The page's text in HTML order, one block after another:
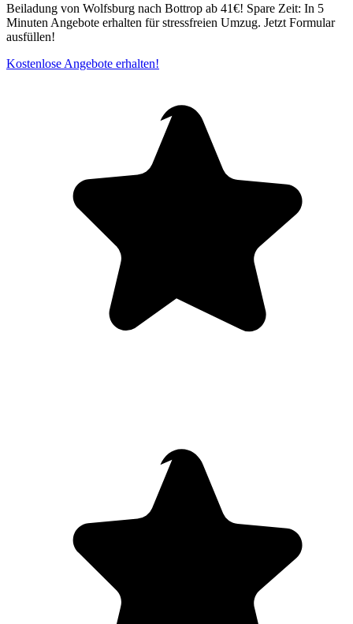
Beiladung von Wolfsburg nach Bottrop ab 41€! Spare Zeit: In 5
Minuten Angebote erhalten für stressfreien Umzug. Jetzt Formular
ausfüllen!
Kostenlose Angebote erhalten!